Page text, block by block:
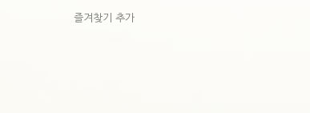
즐겨찾기 추가